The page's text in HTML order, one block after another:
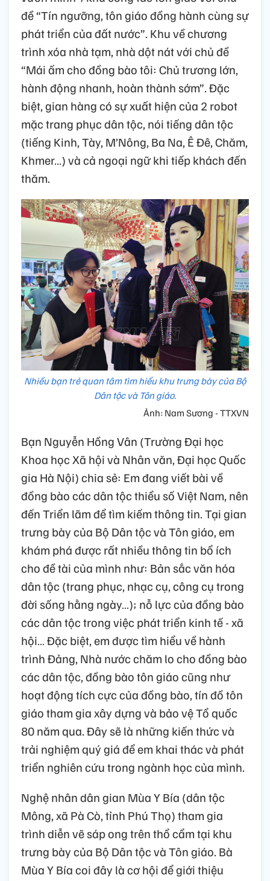
đề “Tín ngưỡng, tôn giáo đồng hành cùng sự
phát triển của đất nước”. Khu về chương
trình xóa nhà tạm, nhà dột nát với chủ đề
“Mái ấm cho đồng bào tôi: Chủ trương lớn,
hành động nhanh, hoàn thành sớm”. Đặc
biệt, gian hàng có sự xuất hiện của 2 robot
mặc trang phục dân tộc, nói tiếng dân tộc
(tiếng Kinh, Tày, M’Nông, Ba Na, Ê Đê, Chăm,
Khmer…) và cả ngoại ngữ khi tiếp khách đến
thăm.
Nhiều bạn trẻ quan tâm tìm hiểu khu trưng bày của Bộ
Dân tộc và Tôn giáo.
Ảnh: Nam Sương - TTXVN
Bạn Nguyễn Hồng Vân (Trường Đại học
Khoa học Xã hội và Nhân văn, Đại học Quốc
gia Hà Nội) chia sẻ: Em đang viết bài về
đồng bào các dân tộc thiểu số Việt Nam, nên
đến Triển lãm để tìm kiếm thông tin. Tại gian
trưng bày của Bộ Dân tộc và Tôn giáo, em
khám phá được rất nhiều thông tin bổ ích
cho đề tài của mình như: Bản sắc văn hóa
dân tộc (trang phục, nhạc cụ, công cụ trong
đời sống hằng ngày…); nỗ lực của đồng bào
các dân tộc trong việc phát triển kinh tế - xã
hội… Đặc biệt, em được tìm hiểu về hành
trình Đảng, Nhà nước chăm lo cho đồng bào
các dân tộc, đồng bào tôn giáo cũng như
hoạt động tích cực của đồng bào, tín đồ tôn
giáo tham gia xây dựng và bảo vệ Tổ quốc
80 năm qua. Đây sẽ là những kiến thức và
trải nghiệm quý giá để em khai thác và phát
triển nghiên cứu trong ngành học của mình.
Nghệ nhân dân gian Mùa Y Bía (dân tộc
Mông, xã Pà Cò, tỉnh Phú Thọ) tham gia
trình diễn vẽ sáp ong trên thổ cẩm tại khu
trưng bày của Bộ Dân tộc và Tôn giáo. Bà
Mùa Y Bía coi đây là cơ hội để giới thiệu